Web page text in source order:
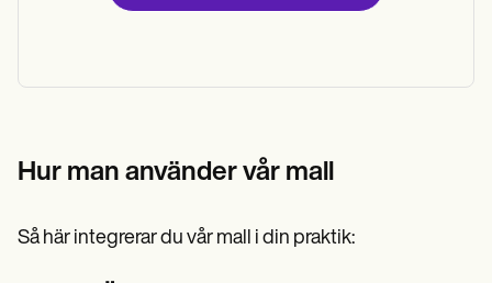
Hur man använder vår mall
Så här integrerar du vår mall i din praktik: